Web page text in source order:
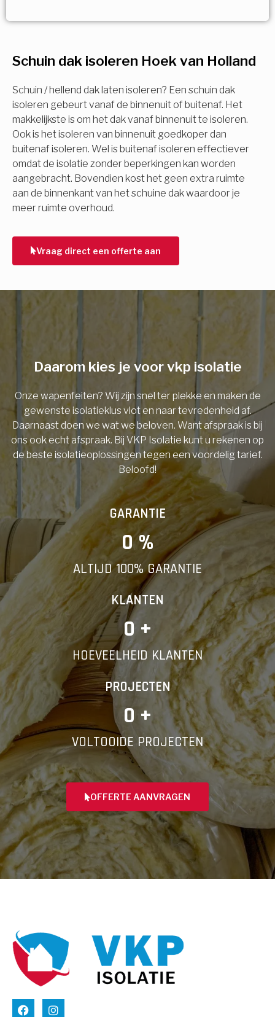
Schuin dak isoleren Hoek van Holland
Schuin / hellend dak laten isoleren? Een schuin dak
isoleren gebeurt vanaf de binnenuit of buitenaf. Het
makkelijkste is om het dak vanaf binnenuit te isoleren.
Ook is het isoleren van binnenuit goedkoper dan
buitenaf isoleren. Wel is buitenaf isoleren effectiever
omdat de isolatie zonder beperkingen kan worden
aangebracht. Bovendien kost het geen extra ruimte
aan de binnenkant van het schuine dak waardoor je
meer ruimte overhoud.
Vraag direct een offerte aan
Meerdere keuzes mogelijk
Isolatiemaatregel
Spouwisolatie
Vloerisolatie
Dakisolatie
Gevelisolatie
Vorige Volgende
subsidie!
Vul uw gegevens in en ontvang nu direct uw
berekening per mail.
Voornaam
Telefoonnummer
Vorige
Daarom kies je voor vkp isolatie
Onze wapenfeiten? Wij zijn snel ter plekke en maken de
gewenste isolatieklus vlot en naar tevredenheid af.
Daarnaast doen we wat we beloven. Want afspraak is bij
ons ook echt afspraak. Bij VKP Isolatie kunt u rekenen op
de beste isolatieoplossingen tegen een voordelig tarief.
Beloofd!
GARANTIE
0 %
ALTIJD 100% GARANTIE
KLANTEN
0 +
HOEVEELHEID KLANTEN
PROJECTEN
0 +
VOLTOOIDE PROJECTEN
OFFERTE AANVRAGEN